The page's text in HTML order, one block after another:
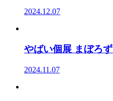
2024.12.07
やばい個展 まぼろ
2024.11.07